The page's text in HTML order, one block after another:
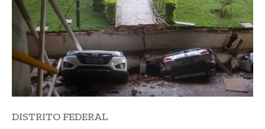
DISTRITO FEDERAL